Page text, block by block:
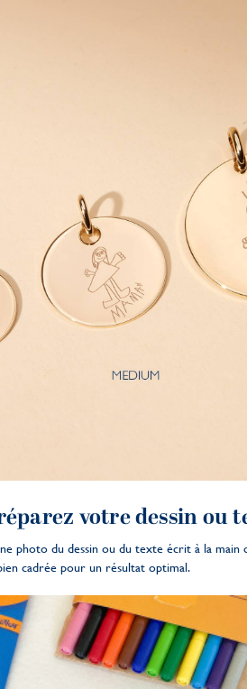
votre dessin ou
photo du dessin ou du texte écrit à la
cadrée pour un résultat optimal.